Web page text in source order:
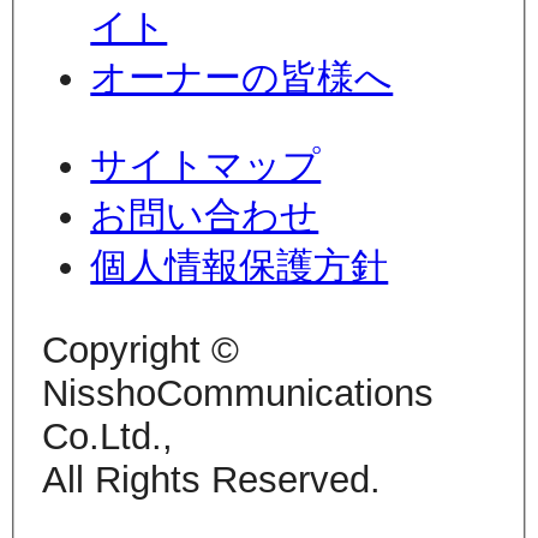
イト
オーナーの皆様へ
サイトマップ
お問い合わせ
個人情報保護方針
Copyright ©
NisshoCommunications
Co.Ltd.,
All Rights Reserved.